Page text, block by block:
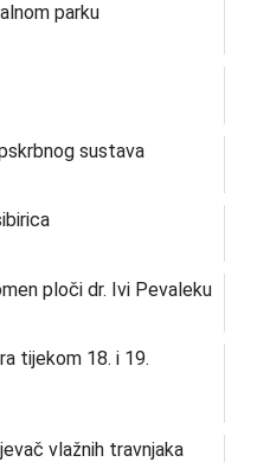
parku
sustava
ploči dr. Ivi Pevaleku
tijekom 18. i 19.
vlažnih travnjaka